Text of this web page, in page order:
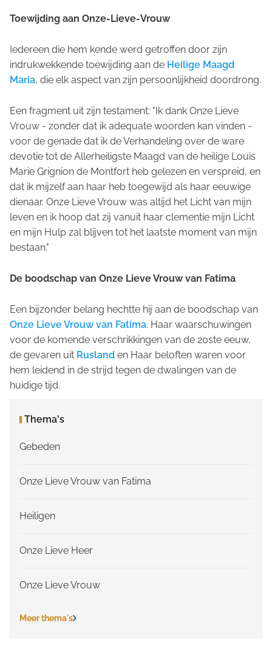
Toewijding aan Onze-Lieve-Vrouw
Iedereen die hem kende werd getroffen door zijn
indrukwekkende toewijding aan de Heilige Maagd
Maria, die elk aspect van zijn persoonlijkheid doordrong.
Een fragment uit zijn testament: "Ik dank Onze Lieve
Vrouw - zonder dat ik adequate woorden kan vinden -
voor de genade dat ik de Verhandeling over de ware
devotie tot de Allerheiligste Maagd van de heilige Louis
Marie Grignion de Montfort heb gelezen en verspreid, en
dat ik mijzelf aan haar heb toegewijd als haar eeuwige
dienaar. Onze Lieve Vrouw was altijd het Licht van mijn
leven en ik hoop dat zij vanuit haar clementie mijn Licht
en mijn Hulp zal blijven tot het laatste moment van mijn
bestaan."
De boodschap van Onze Lieve Vrouw van Fatima
Een bijzonder belang hechtte hij aan de boodschap van
Onze Lieve Vrouw van Fatima. Haar waarschuwingen
voor de komende verschrikkingen van de 20ste eeuw,
de gevaren uit Rusland en Haar beloften waren voor
hem leidend in de strijd tegen de dwalingen van de
huidige tijd.
Thema's
Gebeden
Onze Lieve Vrouw van Fatima
Heiligen
Onze Lieve Heer
Onze Lieve Vrouw
Meer thema's